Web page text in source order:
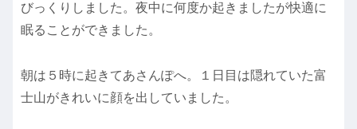
びっくりしました。夜中に何度か起きましたが快適に
眠ることができました。
朝は５時に起きてあさんぽへ。１日目は隠れていた富
士山がきれいに顔を出していました。